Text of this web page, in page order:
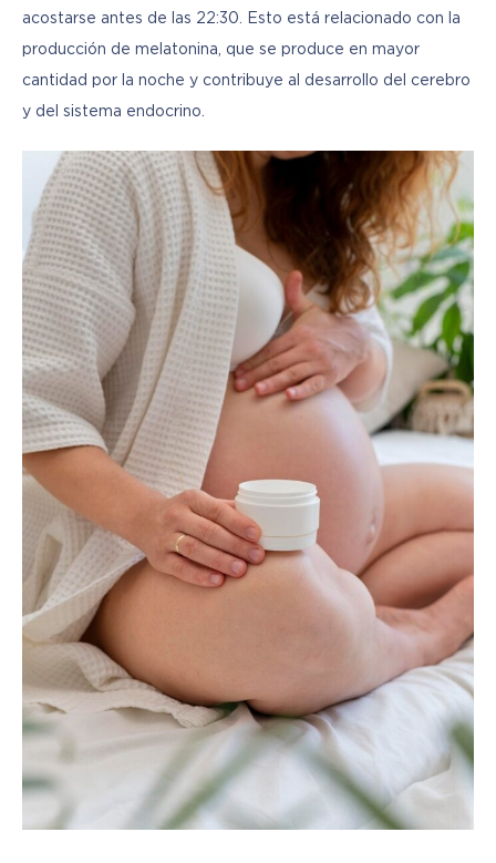
acostarse antes de las 22:30. Esto está relacionado con la
producción de melatonina, que se produce en mayor
cantidad por la noche y contribuye al desarrollo del cerebro
y del sistema endocrino.